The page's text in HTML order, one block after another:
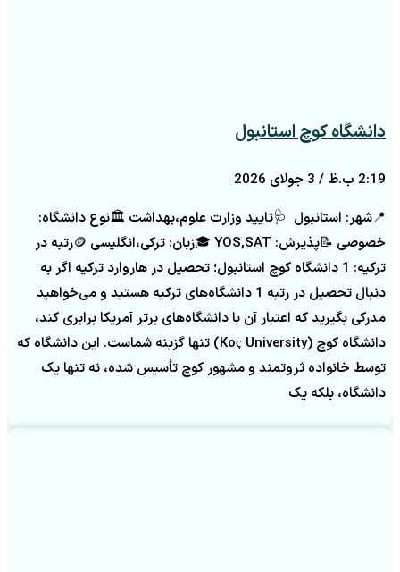
دانشگاه کوچ استانبول
2:19 ب.ظ
📍شهر: استانبول 🩺تایید وزارت علوم،بهداشت 🏛️نوع دانشگاه:
خصوصی 📝پذیرش: YOS,SAT 🎓زبان: ترکی،انگلیسی 🪙رتبه در
ترکیه: 1 دانشگاه کوچ استانبول؛ تحصیل در هاروارد ترکیه اگر به
دنبال تحصیل در رتبه 1 دانشگاه‌های ترکیه هستید و می‌خواهید
مدرکی بگیرید که اعتبار آن با دانشگاه‌های برتر آمریکا برابری کند،
دانشگاه کوچ (Koç University) تنها گزینه شماست. این دانشگاه که
توسط خانواده ثروتمند و مشهور کوچ تأسیس شده، نه تنها یک
دانشگاه، بلکه یک